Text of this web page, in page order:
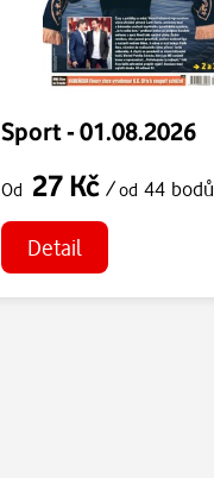
Sport - 01.08.2026
Od 27 Kč/od 44 bodů
Detail